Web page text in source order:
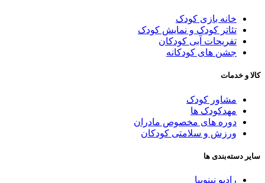
خانه بازی کودک
تئاتر کودک و نمایش کودک
تفریحات آبی کودکان
جشن های کودکانه
و خدمات
مشاور کودک
مهدکودک ها
دوره های مخصوص مادران
ورزش و سلامتی کودکان
دسته‌بندی ها
رادیو نینوپیا